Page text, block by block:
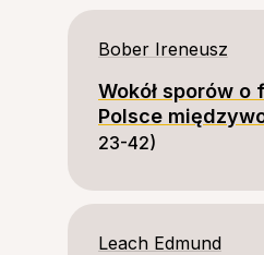
Bober Ireneusz
Wokół sporów
Polsce
23-42)
Leach Edmund